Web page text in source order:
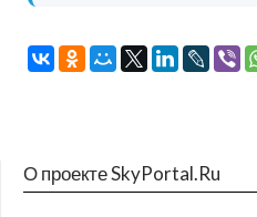
О проекте SkyPortal.Ru